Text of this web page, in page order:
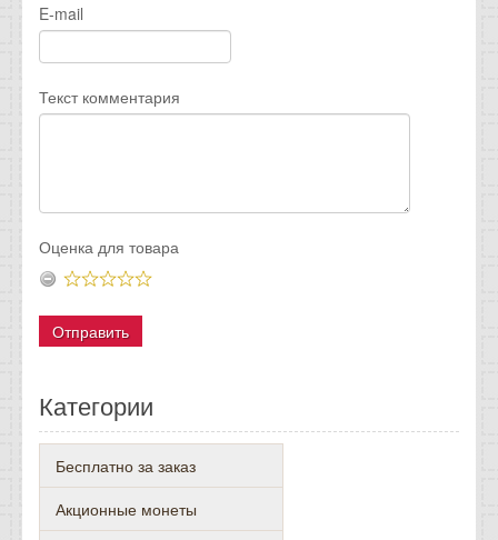
E-mail
Текст комментария
Оценка для товара
Категории
Бесплатно за заказ
Акционные монеты